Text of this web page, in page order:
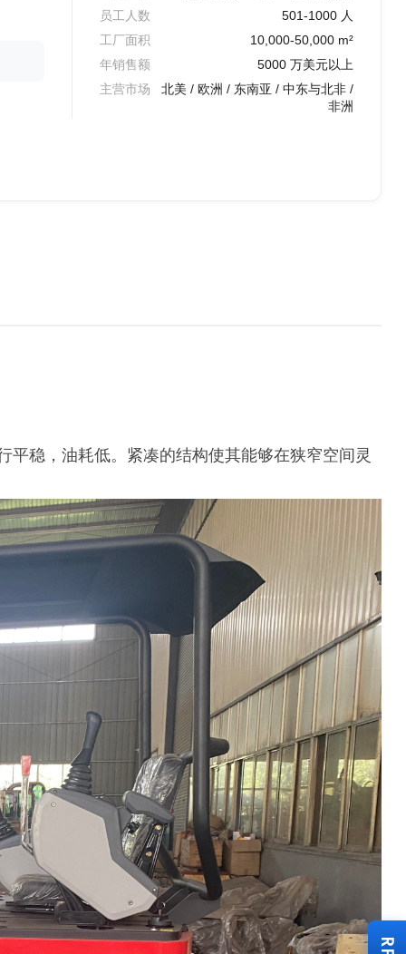
员工人数
501-1000 人
工厂面积
10,000-50,000 m²
年销售额
5000 万美元以上
主营市场
北美 / 欧洲 / 东南亚 / 中东与北非 /
非洲
稳，油耗低。紧凑的结构使其能够在狭窄空间灵